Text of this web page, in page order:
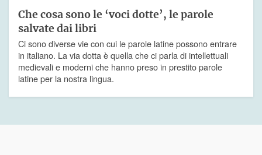
Che cosa sono le ‘voci dotte’, le parole
salvate dai libri
Ci sono diverse vie con cui le parole latine possono entrare
in italiano. La via dotta è quella che ci parla di intellettuali
medievali e moderni che hanno preso in prestito parole
latine per la nostra lingua.